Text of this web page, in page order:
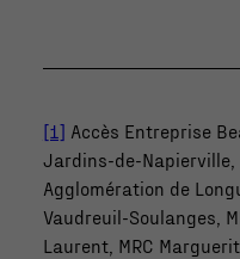
[1] Accès Entreprise
Jardins-de-Napierville,
Agglomération de
Vaudreuil-Soulanges,
Laurent, MRC